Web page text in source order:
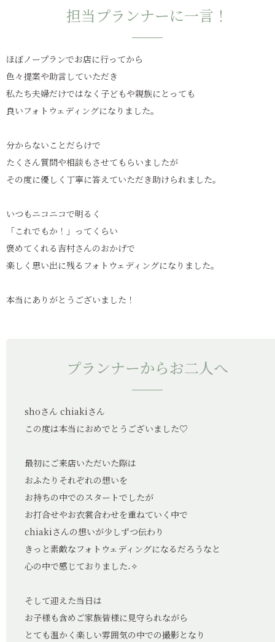
担当プランナーに一言！
ほぼノープランでお店に行ってから
色々提案や助言していただき
私たち夫婦だけではなく子どもや親族にとっても
良いフォトウェディングになりました。
分からないことだらけで
たくさん質問や相談もさせてもらいましたが
その度に優しく丁寧に答えていただき助けられました。
いつもニコニコで明るく
「これでもか！」ってくらい
褒めてくれる吉村さんのおかげで
楽しく思い出に残るフォトウェディングになりました。
本当にありがとうございました！
プランナーからお二人へ
shoさん chiakiさん
この度は本当におめでとうございました♡
最初にご来店いただいた際は
おふたりそれぞれの想いを
お持ちの中でのスタートでしたが
お打合せやお衣裳合わせを重ねていく中で
chiakiさんの想いが少しずつ伝わり
きっと素敵なフォトウェディングになるだろうなと
心の中で感じておりました˖✧
そして迎えた当日は
お子様も含めご家族皆様に見守られながら
とても温かく楽しい雰囲気の中での撮影となり